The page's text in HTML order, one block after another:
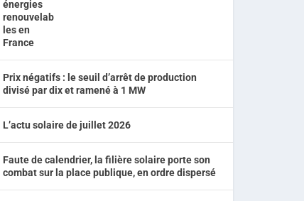
Prix négatifs : le seuil d’arrêt de production
divisé par dix et ramené à 1 MW
L’actu solaire de juillet 2026
Faute de calendrier, la filière solaire porte son
combat sur la place publique, en ordre dispersé